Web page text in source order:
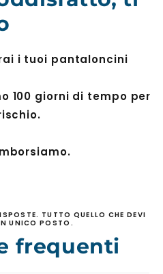
i tuoi pantaloncini
100 giorni di tempo per
TUTTO QUELLO CHE DEVI
UNICO POSTO.
frequenti